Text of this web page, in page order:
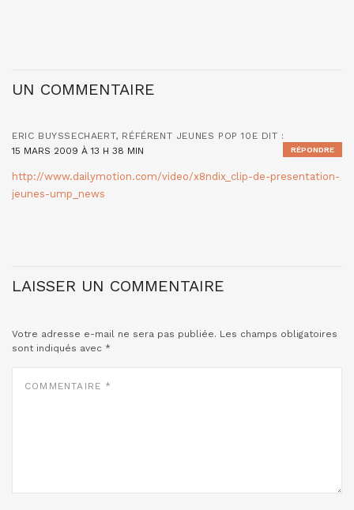
UN COMMENTAIRE
ERIC BUYSSECHAERT, RÉFÉRENT JEUNES POP 10E DIT :
15 MARS 2009 À 13 H 38 MIN
http://www.dailymotion.com/video/x8ndix_clip-de-presentation-
jeunes-ump_news
RÉPONDRE
LAISSER UN COMMENTAIRE
Votre adresse e-mail ne sera pas publiée. Les champs obligatoires
sont indiqués avec *
COMMENTAIRE